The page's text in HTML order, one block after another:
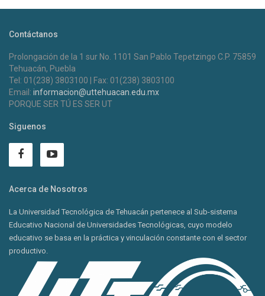
Contáctanos
Prolongación de la 1 sur No. 1101 San Pablo Tepetzingo C.P. 75859
Tehuacán, Puebla
Tel: 01(238) 3803100 | Fax: 01(238) 3803100
Email: informacion@uttehuacan.edu.mx
PORQUE SER TÚ ES SER UT
Siguenos
Acerca de Nosotros
La Universidad Tecnológica de Tehuacán pertenece al Sub-sistema
Educativo Nacional de Universidades Tecnológicas, cuyo modelo
educativo se basa en la práctica y vinculación constante con el sector
productivo.